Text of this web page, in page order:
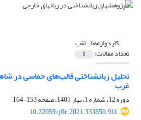
کلیدواژه‌ها =لقب
تعداد مقالات: 1
تحلیل زبانشناختی قالب‌های حماسی در
غرب
دوره 12، شماره 1، بهار 1401، صفحه
153-164
10.22059/jflr.2021.333850.911